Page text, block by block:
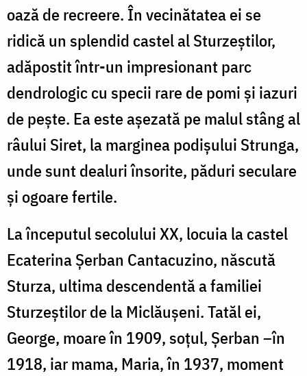
oază de recreere. În vecinătatea ei se
ridică un splendid castel al Sturzeștilor,
adăpostit într-un impresionant parc
dendrologic cu specii rare de pomi și iazuri
de pește. Ea este așezată pe malul stâng al
râului Siret, la marginea podișului Strunga,
unde sunt dealuri însorite, păduri seculare
și ogoare fertile.
La începutul secolului XX, locuia la castel
Ecaterina Șerban Cantacuzino, născută
Sturza, ultima descendentă a familiei
Sturzeștilor de la Miclăușeni. Tatăl ei,
George, moare în 1909, soțul, Șerban –în
1918, iar mama, Maria, în 1937, moment